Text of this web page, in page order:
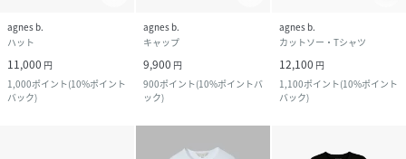
agnes b.
ハット
11,000 円
1,000ポイント(10%ポイント
バック)
agnes b.
キャップ
9,900 円
900ポイント(10%ポイントバ
ック)
agnes b.
カットソー・Tシャツ
12,100 円
1,100ポイント(10%ポイント
バック)